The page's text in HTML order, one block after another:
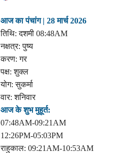
आज का पंचांग | 28 मार्च 2026
तिथि: दशमी 08:48AM
नक्षत्र: पुष्य
करण: गर
पक्ष: शुक्ल
योग: सुकर्मा
वार: शनिवार
आज के शुभ मुहूर्त:
07:48AM-09:21AM
12:26PM-05:03PM
राहुकाल: 09:21AM-10:53AM